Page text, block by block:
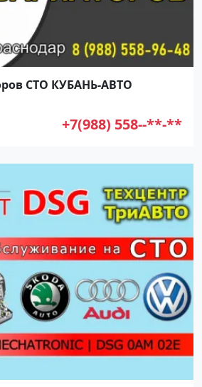
СТО КУБАНЬ-АВТО
+7(988) 558--**-**